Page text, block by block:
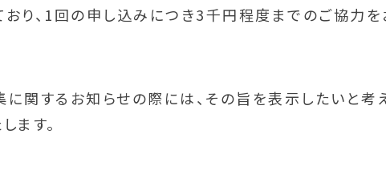
おり、1回の申し込みにつき3千円程度までのご協力を
関するお知らせの際には、その旨を表示したいと考
ます。